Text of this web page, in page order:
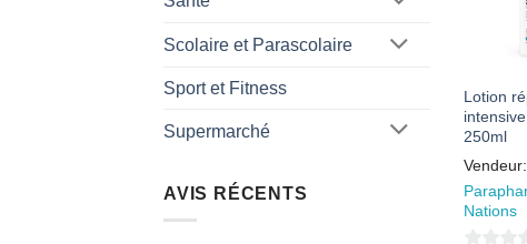
Scolaire et Parascolaire
Sport et Fitness
Supermarché
AVIS RÉCENTS
Lotion
250ml
Vendeur:
Nations